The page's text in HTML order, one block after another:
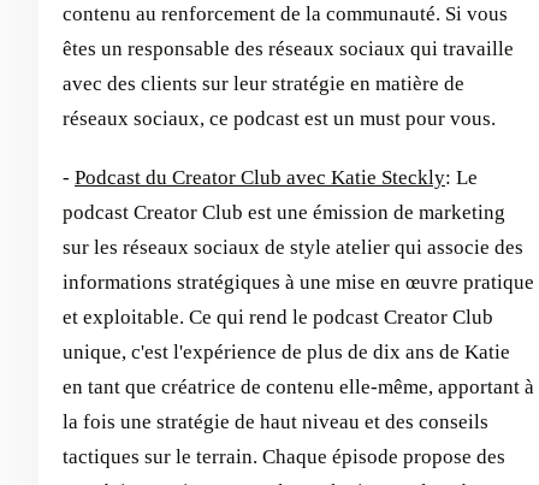
contenu au renforcement de la communauté. Si vous
êtes un responsable des réseaux sociaux qui travaille
avec des clients sur leur stratégie en matière de
réseaux sociaux, ce podcast est un must pour vous.
- Podcast du Creator Club avec Katie Steckly: Le
podcast Creator Club est une émission de marketing
sur les réseaux sociaux de style atelier qui associe des
informations stratégiques à une mise en œuvre pratique
et exploitable. Ce qui rend le podcast Creator Club
unique, c'est l'expérience de plus de dix ans de Katie
en tant que créatrice de contenu elle-même, apportant à
la fois une stratégie de haut niveau et des conseils
tactiques sur le terrain. Chaque épisode propose des